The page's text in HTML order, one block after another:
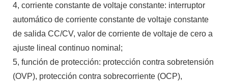
4, corriente constante de voltaje constante: interruptor
automático de corriente constante de voltaje constante
de salida CC/CV, valor de corriente de voltaje de cero a
ajuste lineal continuo nominal;
5, función de protección: protección contra sobretensión
(OVP), protección contra sobrecorriente (OCP),